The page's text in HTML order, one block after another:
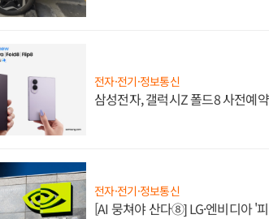
전자·전기·정보통신
삼성전자, 갤럭시Z 폴드8 사전예
전자·전기·정보통신
[AI 뭉쳐야 산다⑧] LG·엔비디아 '